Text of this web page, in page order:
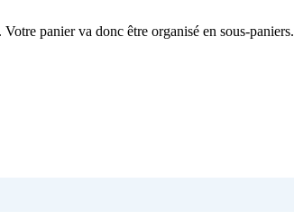
panier va donc être organisé en sous-paniers.